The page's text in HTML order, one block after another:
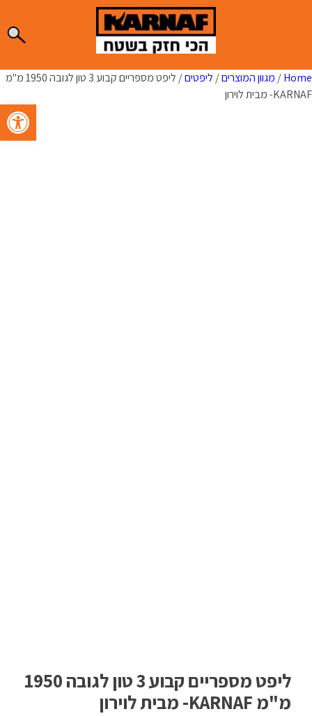
פתח
Home
/ מגוון המוצרים/ ליפטים
/ ליפט מספריים קבוע 3 טון לגובה 1950 מ"מ
KARNAF- מבית לוירון
ליפט מספריים קבוע 3 טון לגובה 1950
מ"מ KARNAF- מבית לוירון